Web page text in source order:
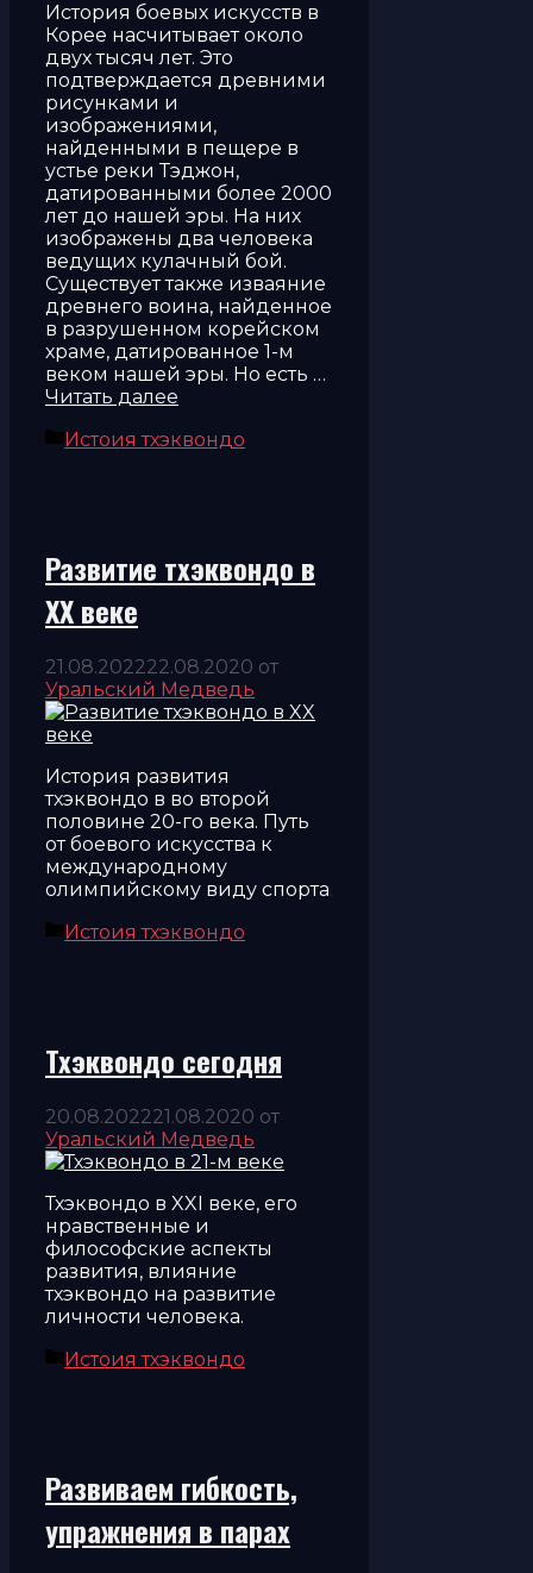
История боевых искусств в
Корее насчитывает около
двух тысяч лет. Это
подтверждается древними
рисунками и
изображениями,
найденными в пещере в
устье реки Тэджон,
датированными более 2000
лет до нашей эры. На них
изображены два человека
ведущих кулачный бой.
Существует также изваяние
древнего воина, найденное
в разрушенном корейском
храме, датированное 1-м
веком нашей эры. Но есть …
Читать далее
Рубрики
Истоия тхэквондо
Развитие тхэквондо в
XX веке
21.08.202222.08.2020 от
Уральский Медведь
История развития
тхэквондо в во второй
половине 20-го века. Путь
от боевого искусства к
международному
олимпийскому виду спорта
Рубрики
Истоия тхэквондо
Тхэквондо сегодня
20.08.202221.08.2020 от
Уральский Медведь
Тхэквондо в XXI веке, его
нравственные и
философские аспекты
развития, влияние
тхэквондо на развитие
личности человека.
Рубрики
Истоия тхэквондо
Развиваем гибкость,
упражнения в парах